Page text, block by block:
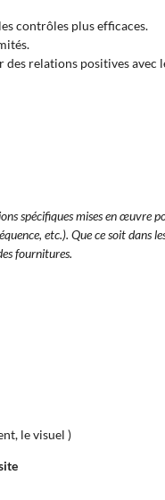
contrôles plus efficaces.
relations positives avec
spécifiques mises en œuvre
etc.). Que ce soit dans
fournitures.
le visuel )